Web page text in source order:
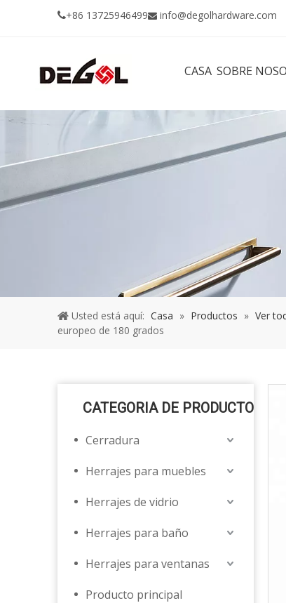
+86 13725946499 info@degolhardware.com
CASA SOBRE
Usted está aquí: Casa » Productos » Ver
europeo de 180 grados
CATEGORIA DE PRODUCTO
Cerradura
Herrajes para muebles
Herrajes de vidrio
Herrajes para baño
Herrajes para ventanas
Producto principal